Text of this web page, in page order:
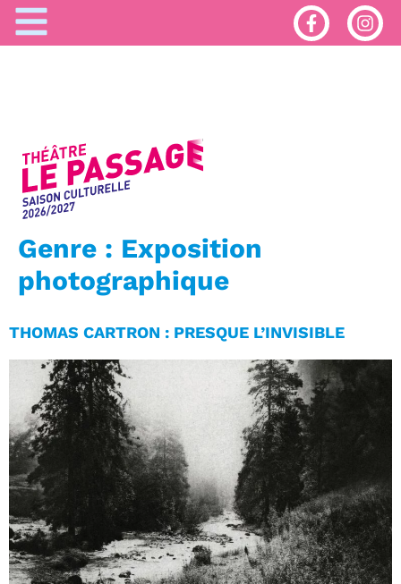
Genre : Exposition
photographique
THOMAS CARTRON : PRESQUE L’INVISIBLE